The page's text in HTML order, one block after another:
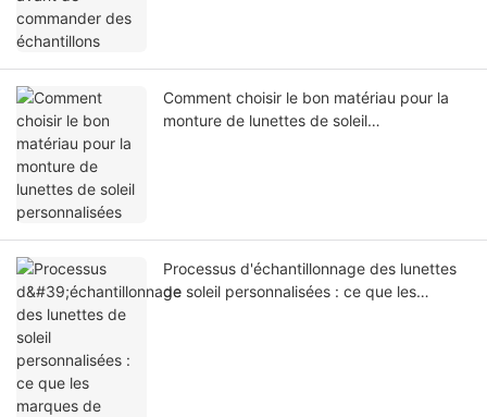
Comment choisir le bon matériau pour la
monture de lunettes de soleil
Processus d'échantillonnage des lunettes
de soleil personnalisées : ce que les